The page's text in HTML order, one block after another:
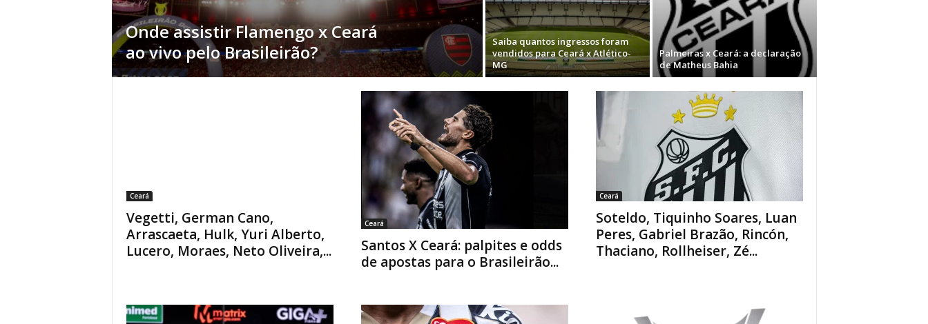
Onde assistir Flamengo x Ceará
ao vivo pelo Brasileirão?
Saiba quantos ingressos foram
vendidos para Ceará x Atlético-
MG
Palmeiras x Ceará: a declaração
de Matheus Bahia
Ceará
Vegetti, German Cano,
Arrascaeta, Hulk, Yuri Alberto,
Lucero, Moraes, Neto Oliveira,...
Ceará
Santos X Ceará: palpites e odds
de apostas para o Brasileirão...
Ceará
Soteldo, Tiquinho Soares, Luan
Peres, Gabriel Brazão, Rincón,
Thaciano, Rollheiser, Zé...